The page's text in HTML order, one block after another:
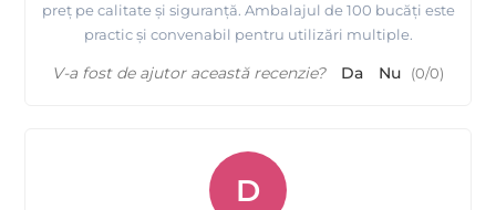
preț pe calitate și siguranță. Ambalajul de 100 bucăți este
practic și convenabil pentru utilizări multiple.
V-a fost de ajutor această recenzie? Da Nu (0/0)
D